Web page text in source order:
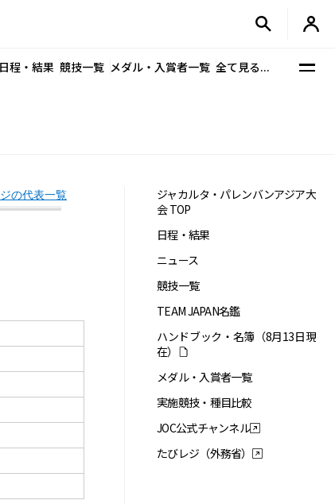
日程・結果 競技一覧 メダル・入賞者一覧 全て見る...
の代表一覧
ジャカルタ・パレンバンアジア大
会 TOP
日程・結果
ニュース
競技一覧
TEAM JAPAN名鑑
ハンドブック・名簿（8月13日現
在）
メダル・入賞者一覧
実施競技・種目比較
JOC公式チャンネル
たびレジ（外務省）